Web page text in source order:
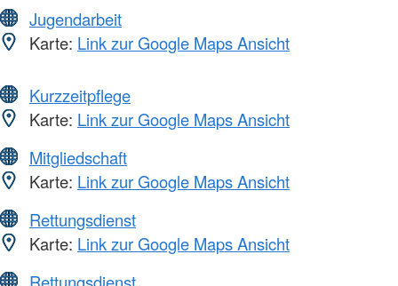
Jugendarbeit
Karte: Link zur Google Maps Ansicht
Kurzzeitpflege
Karte: Link zur Google Maps Ansicht
Mitgliedschaft
Karte: Link zur Google Maps Ansicht
Rettungsdienst
Karte: Link zur Google Maps Ansicht